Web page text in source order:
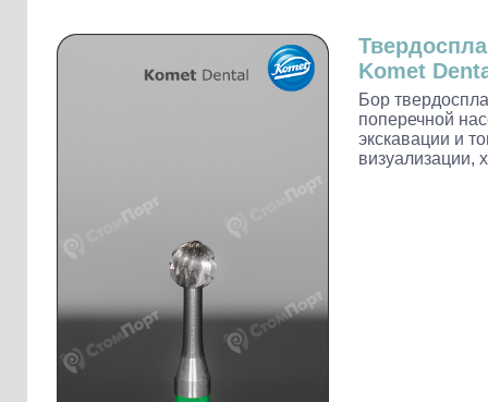
Наконечники и переходники KaVo
Komet
Бор
поперечной
экскавации и
визуализации,